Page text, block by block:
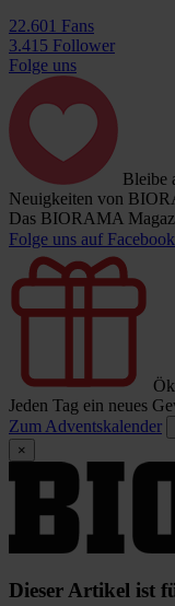
22.601 Fans
3.415 Follower
Folge uns
Bleibe
Neuigkeiten von
Das BIORAMA
Folge uns auf
Jeden Tag ein neues
Zum Adventskalender
×
Dieser Artikel ist